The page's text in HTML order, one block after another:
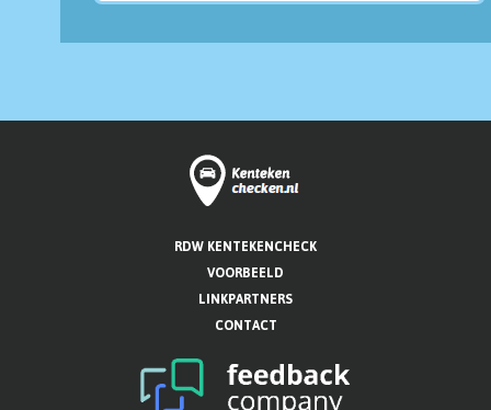
RDW KENTEKENCHECK
VOORBEELD
LINKPARTNERS
CONTACT